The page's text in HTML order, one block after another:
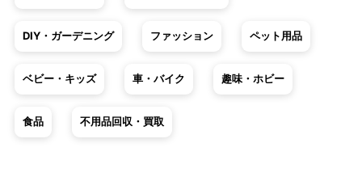
DIY・ガーデニング ファッション ペット用品
ベビー・キッズ 車・バイク 趣味・ホビー
食品 不用品回収・買取